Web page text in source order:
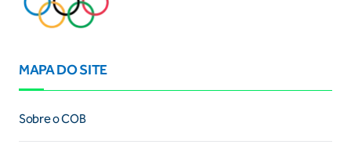
MAPA DO SITE
Sobre o COB